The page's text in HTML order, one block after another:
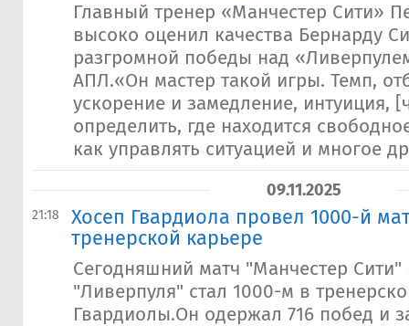
Главный тренер «Манчестер Сити»
высоко оценил качества Бернарду
разгромной победы над
АПЛ.«Он мастер такой игры. Темп,
ускорение и замедление, интуиция,
определить, где находится
как управлять ситуацией и многое
09.11.2025
21:18
Хосеп Гвардиола провел 1000-й
тренерской карьере
Сегодняшний матч "Манчестер Сити"
"Ливерпуля" стал 1000-м в
Гвардиолы.Он одержал 716 побед и